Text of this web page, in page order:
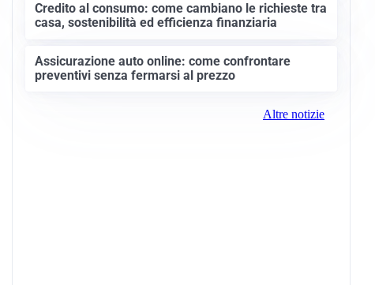
Credito al consumo: come cambiano le richieste tra
casa, sostenibilità ed efficienza finanziaria
Assicurazione auto online: come confrontare
preventivi senza fermarsi al prezzo
Altre notizie